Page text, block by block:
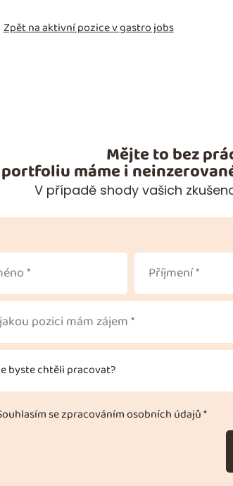
Zpět na aktivní pozice vgastro jobs
Mějte to bez
máme i
V případě shody vašich
se zpracováním osobních údajů *